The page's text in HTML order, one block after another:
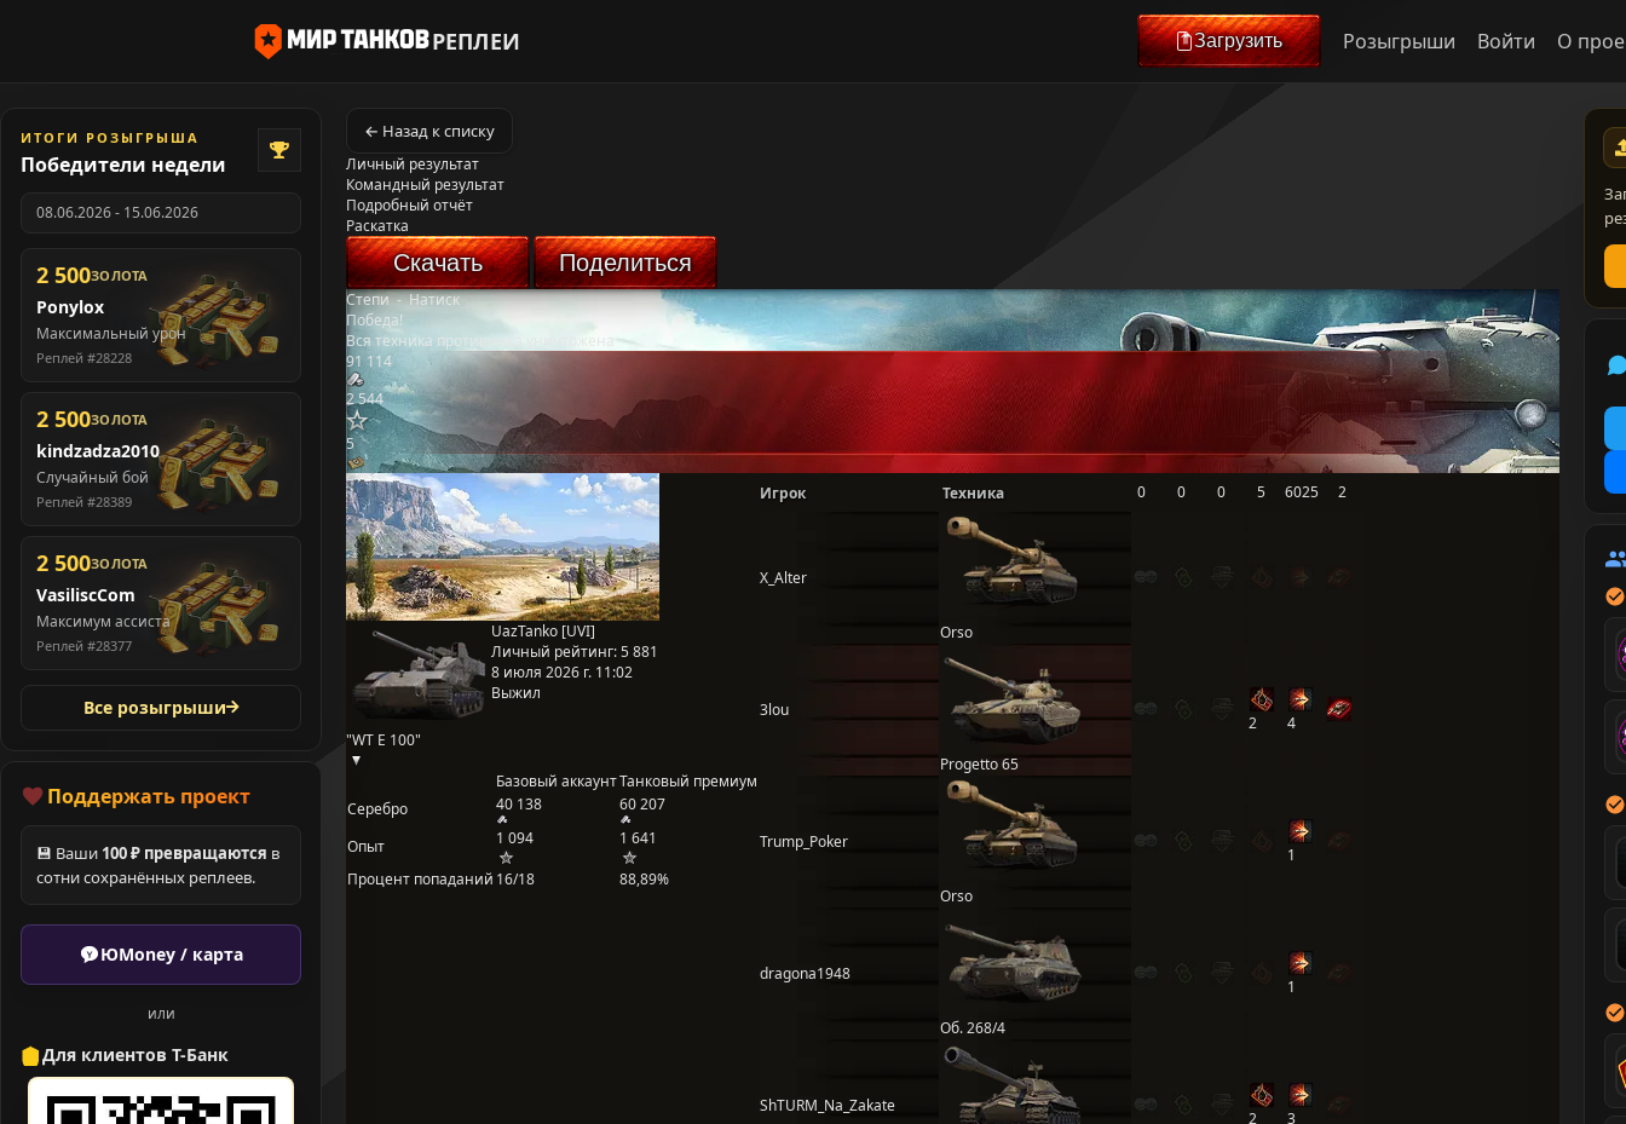
РЕПЛЕИ Загрузить Розыгрыши Войти О
ИТОГИ РОЗЫГРЫША
Победители недели
08.06.2026 - 15.06.2026
2 500ЗОЛОТА
Ponylox
Максимальный урон
Реплей #28228
2 500ЗОЛОТА
kindzadza2010
Случайный бой
Реплей #28389
2 500ЗОЛОТА
VasiliscCom
Максимум ассиста
Реплей #28377
Все розыгрыши
Поддержать проект
💾 Ваши 100 ₽ превращаются в
сотни сохранённых реплеев.
ЮMoney / карта
или
Для клиентов Т-Банк
← Назад к списку
Личный результат
Командный результат
Подробный отчёт
Раскатка
Скачать Поделиться
Степи-Натиск
Победа!
Вся техника противника уничтожена
91 114
2 544
5
"WT E 100"
UazTanko [UVI]
Личный рейтинг:5 881
8 июля 2026 г. 11:02
Выжил
Базовый аккаунтТанковый премиум
Серебро
40 138 60 207
Опыт 1 094
1 641
Процент попаданий 16/18 88,89%
Игрок Техника 0 0 0 5 6025 2
X_Alter
Orso
3lou
Progetto 65
2 4
Trump_Poker
Orso
1
dragona1948
Об. 268/4
1
ShTURM_Na_Zakate
2 3